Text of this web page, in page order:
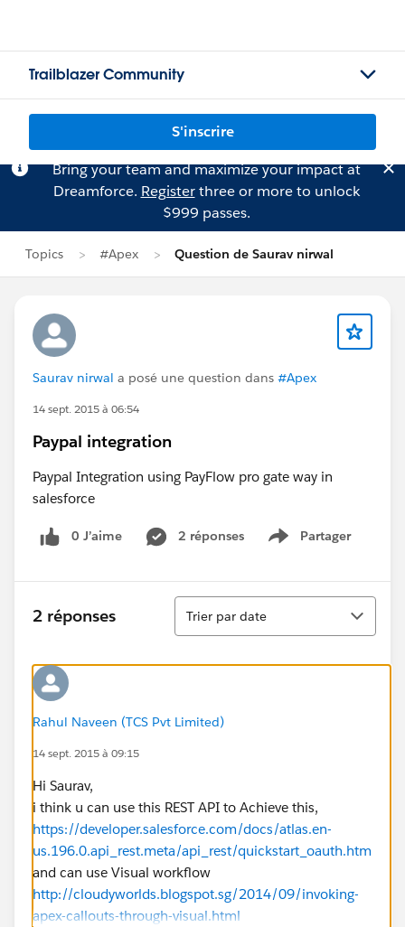
Trailblazer Community
S'inscrire
Bring your team and maximize your impact at
Dreamforce. Registerthree or more to unlock
$999 passes.
Topics #Apex Question de Saurav nirwal
Saurav nirwal a posé une question dans #Apex
14 sept. 2015 à 06:54
Paypal integration
Paypal Integration using PayFlow pro gate way in
salesforce
0 J’aime 2 réponses Partager
Show menu
2 réponses
Tri
Trier par date
Rahul Naveen (TCS Pvt Limited)
14 sept. 2015 à 09:15
Hi Saurav,
i think u can use this REST API to Achieve this,
https://developer.salesforce.com/docs/atlas.en-
us.196.0.api_rest.meta/api_rest/quickstart_oauth.htm
and can use Visual workflow
http://cloudyworlds.blogspot.sg/2014/09/invoking-
apex-callouts-through-visual.html